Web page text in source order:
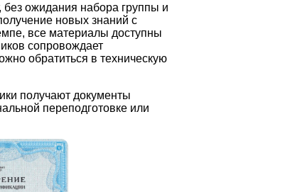
ожидания набора группы и
новых знаний с
все материалы доступны
сопровождает
обратиться в техническую
получают документы
переподготовке или